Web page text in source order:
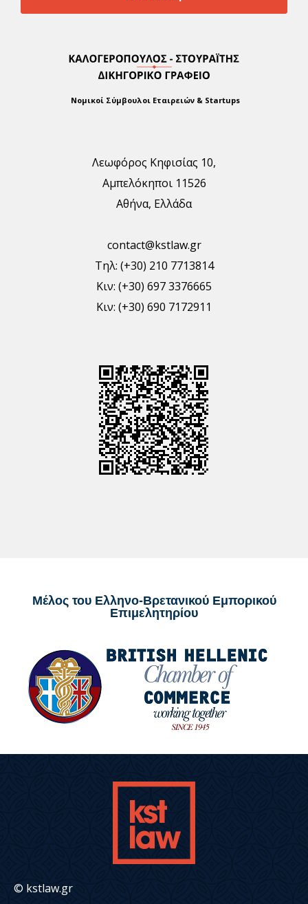
Νομικοί Σύμβουλοι Εταιρειών & Startups
Λεωφόρος Κηφισίας 10,
Αμπελόκηποι 11526
Αθήνα, Ελλάδα
contact@kstlaw.gr
Τηλ: (+30) 210 7713814
Κιν: (+30) 697 3376665
Κιν: (+30) 690 7172911
Μέλος του Ελληνο-Βρετανικού Εμπορικού
Επιμελητηρίου
© kstlaw.gr